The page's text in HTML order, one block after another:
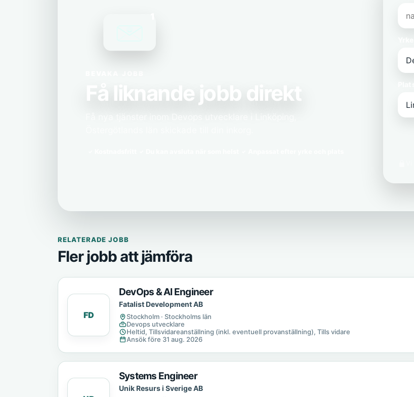
Få liknande jobb direkt
RELATERADE JOBB
Fler jobb att jämföra
FD
DevOps & AI Engineer
Fatalist Development AB
Stockholm · Stockholms län
Devops utvecklare
Heltid, Tillsvidareanställning (inkl. eventuell provanställning), Tills vidare
Ansök före 31 aug. 2026
Systems Engineer
Unik Resurs i Sverige AB